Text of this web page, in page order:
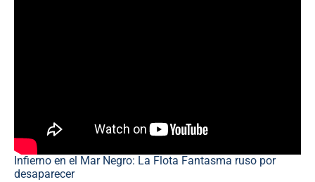
Infierno en el Mar Negro: La Flota Fantasma ruso por
desaparecer